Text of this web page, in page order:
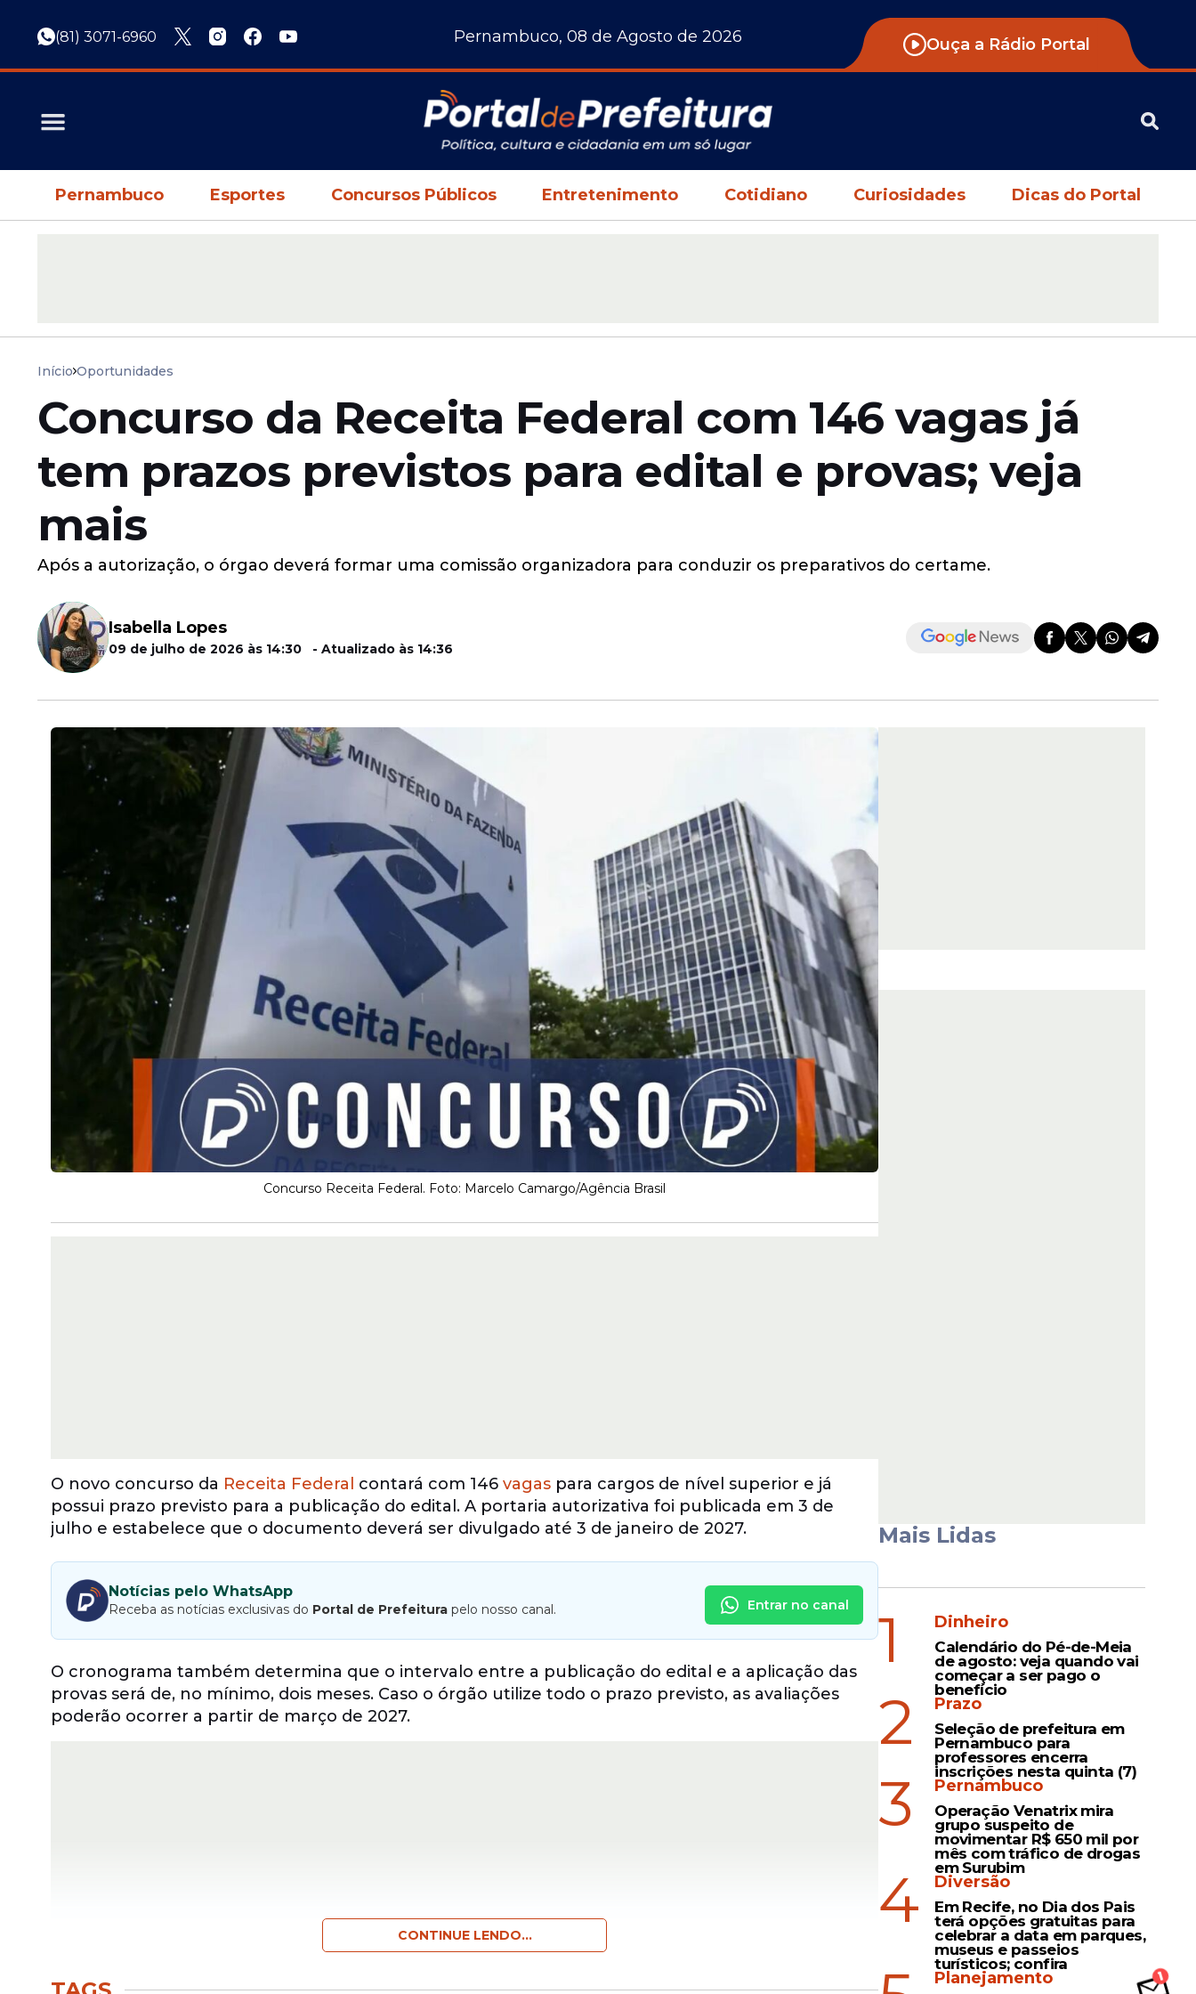
(81) 3071-6960 Pernambuco, 08 de Agosto de 2026 Ouça a Rádio Portal
Pernambuco Esportes Concursos Públicos Entretenimento Cotidiano Curiosidades Dicas do Portal
Início Oportunidades
Concurso da Receita Federal com 146 vagas já
tem prazos previstos para edital e provas; veja
mais
Após a autorização, o órgao deverá formar uma comissão organizadora para conduzir os preparativos do certame.
Isabella Lopes
09 de julho de 2026 às 14:30 - Atualizado às 14:36
Concurso Receita Federal. Foto: Marcelo Camargo/Agência Brasil
O novo concurso da Receita Federal contará com 146 vagas para cargos de nível superior e já
possui prazo previsto para a publicação do edital. A portaria autorizativa foi publicada em 3 de
julho e estabelece que o documento deverá ser divulgado até 3 de janeiro de 2027.
Notícias pelo WhatsApp
Receba as notícias exclusivas do Portal de Prefeitura pelo nosso canal. Entrar no canal
O cronograma também determina que o intervalo entre a publicação do edital e a aplicação das
provas será de, no mínimo, dois meses. Caso o órgão utilize todo o prazo previsto, as avaliações
poderão ocorrer a partir de março de 2027.
CONTINUE LENDO...
Mais Lidas
1 Dinheiro
Calendário do Pé-de-Meia
de agosto: veja quando vai
começar a ser pago o
benefício
2 Prazo
Seleção de prefeitura em
Pernambuco para
professores encerra
inscrições nesta quinta (7)
3 Pernambuco
Operação Venatrix mira
grupo suspeito de
movimentar R$ 650 mil por
mês com tráfico de drogas
em Surubim
4 Diversão
Em Recife, no Dia dos Pais
terá opções gratuitas para
celebrar a data em parques,
museus e passeios
turísticos; confira
Planejamento